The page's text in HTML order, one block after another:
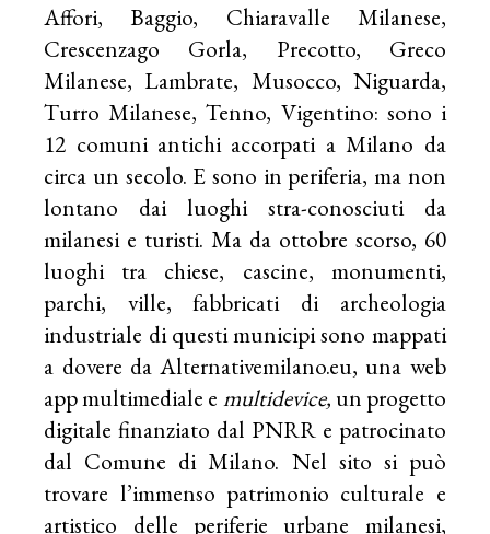
Affori, Baggio, Chiaravalle Milanese,
Crescenzago Gorla, Precotto, Greco
Milanese, Lambrate, Musocco, Niguarda,
Turro Milanese, Tenno, Vigentino: sono i
12 comuni antichi accorpati a Milano da
circa un secolo. E sono in periferia, ma non
lontano dai luoghi stra-conosciuti da
milanesi e turisti. Ma da ottobre scorso, 60
luoghi tra chiese, cascine, monumenti,
parchi, ville, fabbricati di archeologia
industriale di questi municipi sono mappati
a dovere da Alternativemilano.eu, una web
app multimediale e multidevice, un progetto
digitale finanziato dal PNRR e patrocinato
dal Comune di Milano. Nel sito si può
trovare l’immenso patrimonio culturale e
artistico delle periferie urbane milanesi,